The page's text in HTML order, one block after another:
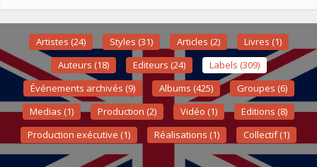
Artistes (24) Styles (31) Articles (2)
Livres (1)
Auteurs (18)
Editeurs (24)
Labels (309)
Événements archivés (9)
Albums (425)
Groupes (6)
Medias (1)
Production (2) Vidéo (1)
Editions (8)
Production exécutive (1)
Réalisations (1) Collectif (1)